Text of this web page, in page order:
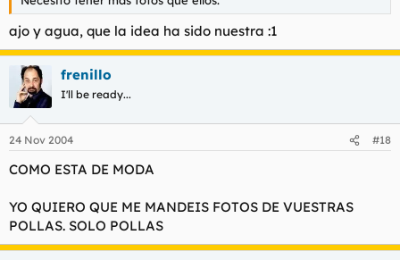
ajo y agua, que la idea ha sido nuestra :1
frenillo
I'll be ready...
24 Nov 2004 #18
COMO ESTA DE MODA
YO QUIERO QUE ME MANDEIS FOTOS DE VUESTRAS
POLLAS. SOLO POLLAS